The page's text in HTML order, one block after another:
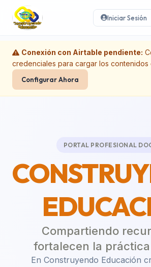
Iniciar Sesión
Conexión con Airtable pendiente:
credenciales para cargar los contenidos
Configurar Ahora
PORTAL PROFESIONAL
Compartiendo
fortalecen la
En Construyendo Educación